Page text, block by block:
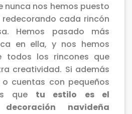
nunca nos hemos puesto
cada rincón
Hemos pasado más
en ella, y nos hemos
todos los rincones que
creatividad. Si además
cuentas con pequeños
que tu estilo es el
navideña